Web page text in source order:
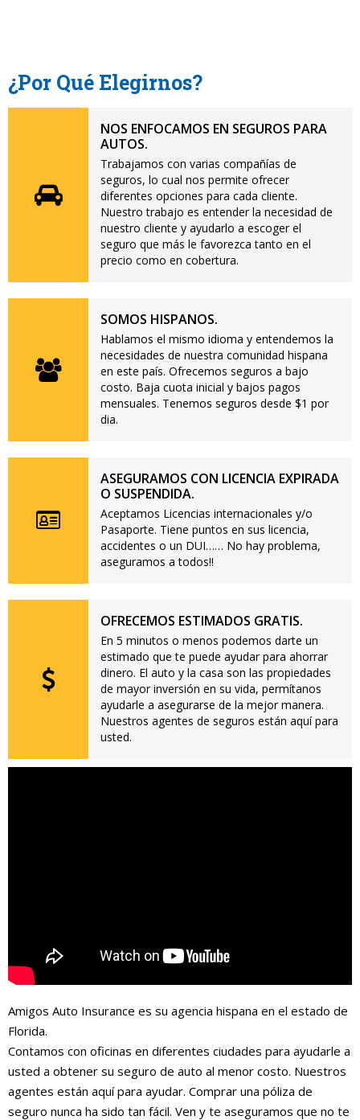
¿Por Qué Elegirnos?
NOS ENFOCAMOS EN SEGUROS PARA
AUTOS.
Trabajamos con varias compañías de
seguros, lo cual nos permite ofrecer
diferentes opciones para cada cliente.
Nuestro trabajo es entender la necesidad de
nuestro cliente y ayudarlo a escoger el
seguro que más le favorezca tanto en el
precio como en cobertura.
SOMOS HISPANOS.
Hablamos el mismo idioma y entendemos la
necesidades de nuestra comunidad hispana
en este país. Ofrecemos seguros a bajo
costo. Baja cuota inicial y bajos pagos
mensuales. Tenemos seguros desde $1 por
dia.
ASEGURAMOS CON LICENCIA EXPIRADA
O SUSPENDIDA.
Aceptamos Licencias internacionales y/o
Pasaporte. Tiene puntos en sus licencia,
accidentes o un DUI…… No hay problema,
aseguramos a todos!!
OFRECEMOS ESTIMADOS GRATIS.
En 5 minutos o menos podemos darte un
estimado que te puede ayudar para ahorrar
dinero. El auto y la casa son las propiedades
de mayor inversión en su vida, permítanos
ayudarle a asegurarse de la mejor manera.
Nuestros agentes de seguros están aquí para
usted.
Amigos Auto Insurance es su agencia hispana en el estado de
Florida.
Contamos con oficinas en diferentes ciudades para ayudarle a
usted a obtener su seguro de auto al menor costo. Nuestros
agentes están aquí para ayudar. Comprar una póliza de
seguro nunca ha sido tan fácil. Ven y te aseguramos que no te